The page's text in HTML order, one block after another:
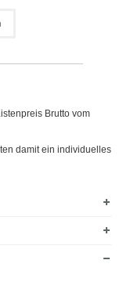
Brutto vom
damit ein individuelles